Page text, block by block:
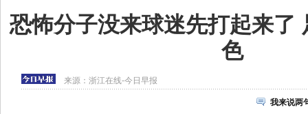
恐怖分子没来球迷先打起来了
色
来源： 浙江在线-今日早报
我来说两